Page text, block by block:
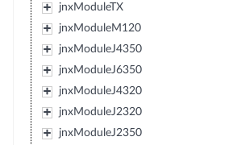
jnxModuleTX
jnxModuleM120
jnxModuleJ4350
jnxModuleJ6350
jnxModuleJ4320
jnxModuleJ2320
jnxModuleJ2350